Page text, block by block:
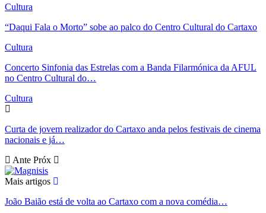
Cultura
“Daqui Fala o Morto” sobe ao palco do Centro Cultural do Cartaxo
Cultura
Concerto Sinfonia das Estrelas com a Banda Filarmónica da AFUL
no Centro Cultural do…
Cultura
Curta de jovem realizador do Cartaxo anda pelos festivais de cinema
nacionais e já…
Ante Próx
Mais artigos
João Baião está de volta ao Cartaxo com a nova comédia…